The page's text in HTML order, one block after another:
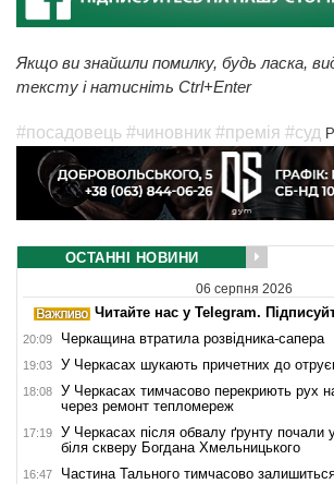
Якщо ви знайшли помилку, будь ласка,
тексту і натисніть Ctrl+Enter
#посадовець #чиновник #премія #суд
ОСТАННІ НОВИНИ
06 серпня 2026
Читайте нас у Telegram.
20:09 Черкащина втратила розвідника-сапера
19:03 У Черкасах шукають причетних до
18:08
У Черкасах тимчасово перекриють рух
через ремонт тепломереж
17:19
У Черкасах після обвалу ґрунту почали
біля скверу Богдана Хмельницького
16:47 Частина Тального тимчасово